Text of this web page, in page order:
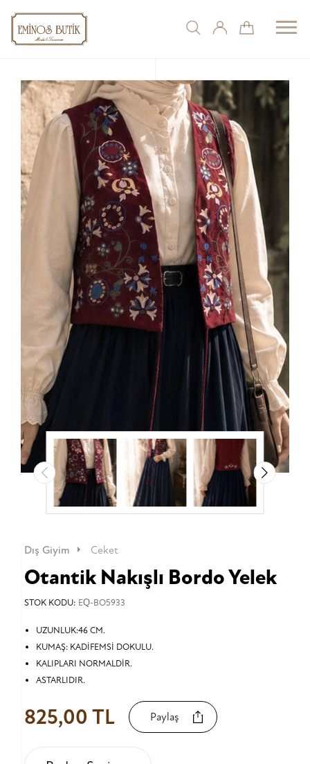
Dış Giyim Ceket
Otantik Nakışlı Bordo Yelek
STOK KODU: EQ-BO5933
UZUNLUK:46 CM.
KUMAŞ: KADİFEMSİ DOKULU.
KALIPLARI NORMALDİR.
ASTARLIDIR.
825,00 TL Paylaş